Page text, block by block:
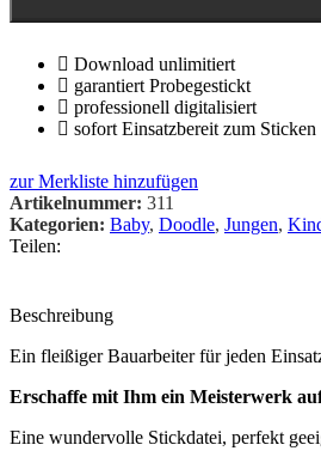
Download unlimitiert
garantiert Probegestickt
professionell digitalisiert
sofort Einsatzbereit zum Sticken
zur Merkliste hinzufügen
Artikelnummer: 311
Kategorien: Baby, Doodle, Jungen,
Teilen:
Beschreibung
Ein fleißiger Bauarbeiter für jeden
Erschaffe mit Ihm ein Meisterwerk
Eine wundervolle Stickdatei, perfekt